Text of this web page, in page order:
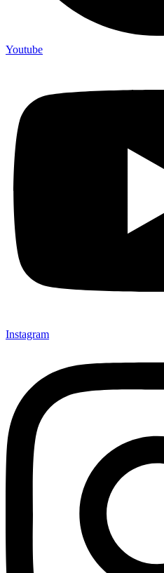
Youtube
Instagram